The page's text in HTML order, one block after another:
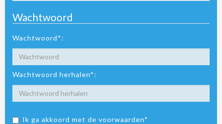
Wachtwoord
Wachtwoord*:
Wachtwoord herhalen*:
Ik ga akkoord met de voorwaarden*